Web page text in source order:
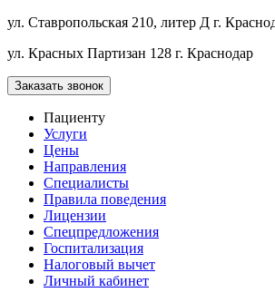
ул. Ставропольская 210, литер Д г.
ул. Красных Партизан 128 г. Краснодар
Заказать звонок
Пациенту
Услуги
Цены
Направления
Специалисты
Правила поведения
Лицензии
Спецпредложения
Госпитализация
Налоговый вычет
Личный кабинет